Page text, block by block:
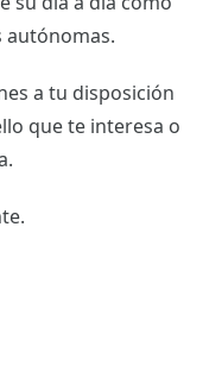
autónomas.
a tu disposición
que te interesa o